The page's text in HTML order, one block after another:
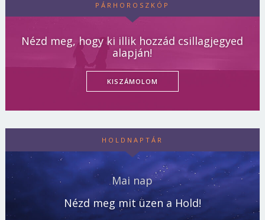
PÁRHOROSZKÓP
Nézd meg, hogy ki illik hozzád csillagjegyed
alapján!
KISZÁMOLOM
HOLDNAPTÁR
Mai nap
Nézd meg mit üzen a Hold!